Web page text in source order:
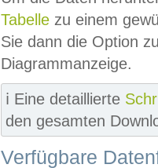
Tabelle zu einem
Sie dann die Option
Diagrammanzeige.
ℹ️ Eine detaillierte
den gesamten
Verfügbare